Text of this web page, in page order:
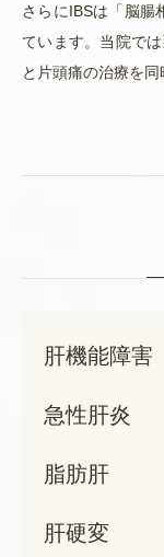
さらにIBSは「脳腸
ています。当院で
と片頭痛の治療を同
肝機能障害
急性肝炎
脂肪肝
肝硬変